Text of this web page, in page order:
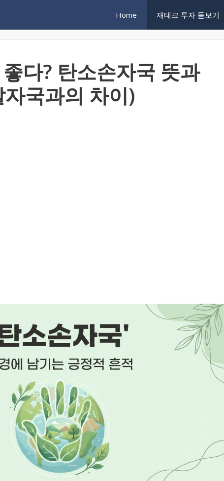
Home 재테크 투자 돋보기
다? 탄소손자국 뜻과
국과의 차이)